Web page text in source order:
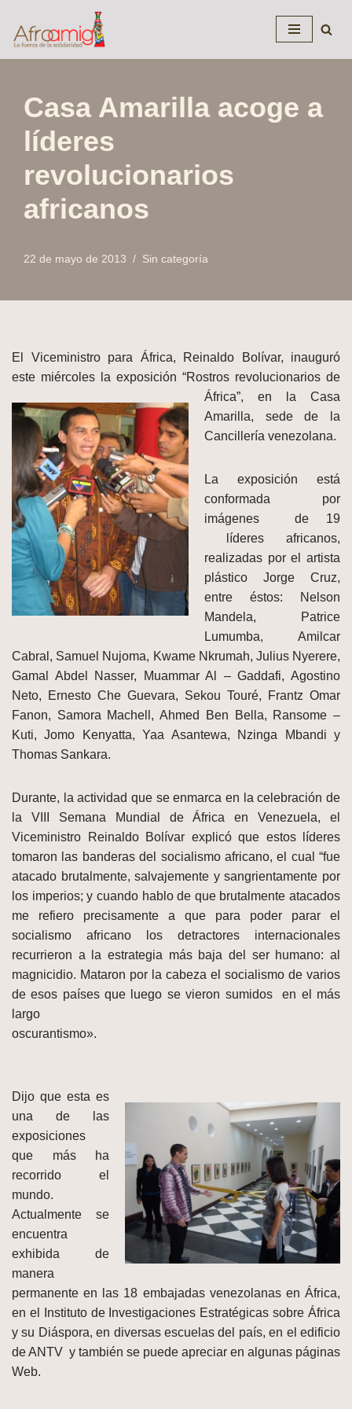
Saltar
al
Casa Amarilla acoge a
líderes
revolucionarios
africanos
22 de mayo de 2013 Sin categoría
El Viceministro para África, Reinaldo Bolívar, inauguró
este miércoles la exposición “Rostros revolucionarios de
África”, en la Casa
Amarilla, sede de la
Cancillería venezolana.
La exposición está
conformada por
imágenes de 19
líderes africanos,
realizadas por el artista
plástico Jorge Cruz,
entre éstos: Nelson
Mandela, Patrice
Lumumba, Amilcar
Cabral, Samuel Nujoma, Kwame Nkrumah, Julius Nyerere,
Gamal Abdel Nasser, Muammar Al – Gaddafi, Agostino
Neto, Ernesto Che Guevara, Sekou Touré, Frantz Omar
Fanon, Samora Machell, Ahmed Ben Bella, Ransome –
Kuti, Jomo Kenyatta, Yaa Asantewa, Nzinga Mbandi y
Thomas Sankara.
Durante, la actividad que se enmarca en la celebración de
la VIII Semana Mundial de África en Venezuela, el
Viceministro Reinaldo Bolívar explicó que estos líderes
tomaron las banderas del socialismo africano, el cual “fue
atacado brutalmente, salvajemente y sangrientamente por
los imperios; y cuando hablo de que brutalmente atacados
me refiero precisamente a que para poder parar el
socialismo africano los detractores internacionales
recurrieron a la estrategia más baja del ser humano: al
magnicidio. Mataron por la cabeza el socialismo de varios
de esos países que luego se vieron sumidos en el más
largo
oscurantismo».
Dijo que esta es
una de las
exposiciones
que más ha
recorrido el
mundo.
Actualmente se
encuentra
exhibida de
manera
permanente en las 18 embajadas venezolanas en África,
en el Instituto de Investigaciones Estratégicas sobre África
y su Diáspora, en diversas escuelas del país, en el edificio
de ANTV y también se puede apreciar en algunas páginas
Web.